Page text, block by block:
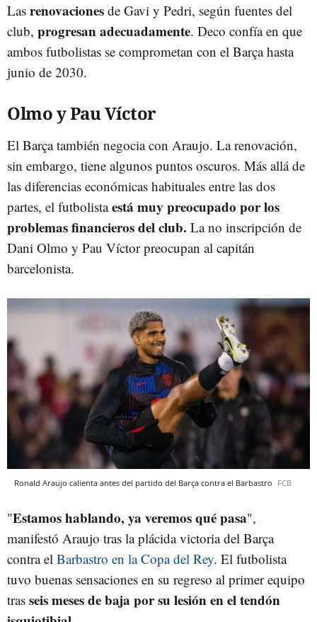
Las renovaciones de Gavi y Pedri, según fuentes del
club, progresan adecuadamente. Deco confía en que
ambos futbolistas se comprometan con el Barça hasta
junio de 2030.
Olmo y Pau Víctor
El Barça también negocia con Araujo. La renovación,
sin embargo, tiene algunos puntos oscuros. Más allá de
las diferencias económicas habituales entre las dos
partes, el futbolistaestá muy preocupado por los
problemas financieros del club. La no inscripción de
Dani Olmo y Pau Víctor preocupan al capitán
barcelonista.
Ronald Araujo calienta antes del partido del Barça contra el Barbastro FCB
"Estamos hablando, ya veremos qué pasa",
manifestó Araujo tras la plácida victoria del Barça
contra el Barbastro en la Copa del Rey. El futbolista
tuvo buenas sensaciones en su regreso al primer equipo
tras seis meses de baja por su lesión en el tendón